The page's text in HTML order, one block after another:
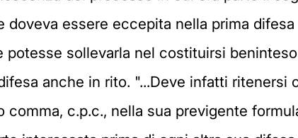
essere eccepita nella prima
sollevarla nel costituirsi
anche in rito. "...Deve infatti ritenersi
c.p.c., nella sua previgente